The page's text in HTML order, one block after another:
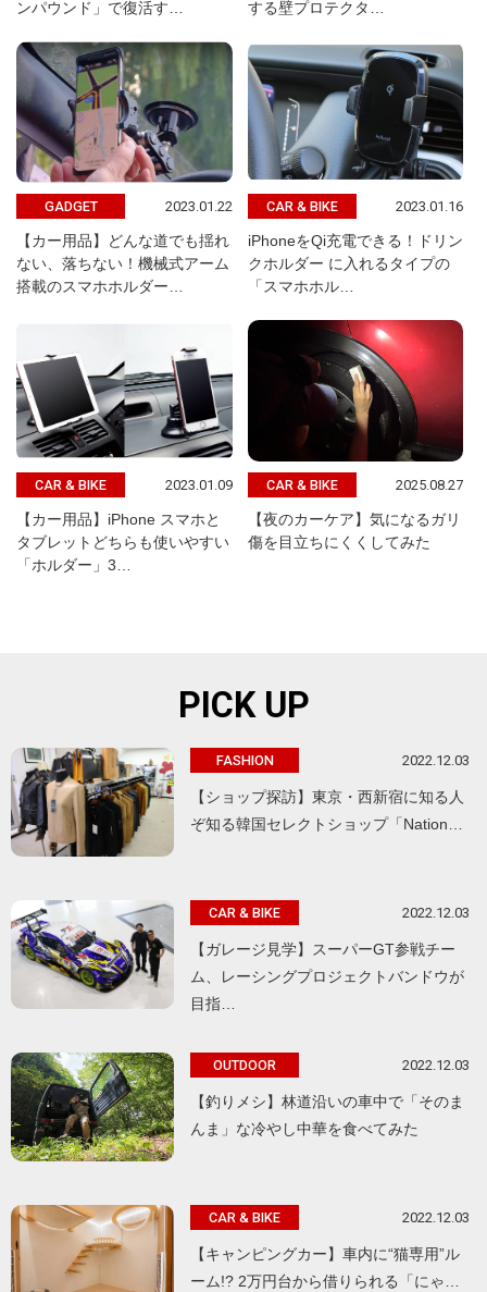
ンパウンド」で復活す… する壁プロテクタ…
GADGET 2023.01.22
【カー用品】どんな道でも揺れ
ない、落ちない！機械式アーム
搭載のスマホホルダー…
CAR & BIKE 2023.01.16
iPhoneをQi充電できる！ドリン
クホルダー に入れるタイプの
「スマホホル…
CAR & BIKE 2023.01.09
【カー用品】iPhone スマホと
タブレットどちらも使いやすい
「ホルダー」3…
CAR & BIKE 2025.08.27
【夜のカーケア】気になるガリ
傷を目立ちにくくしてみた
PICK UP
FASHION 2022.12.03
【ショップ探訪】東京・西新宿に知る人
ぞ知る韓国セレクトショップ「Nation…
CAR & BIKE 2022.12.03
【ガレージ見学】スーパーGT参戦チー
ム、レーシングプロジェクトバンドウが
目指…
OUTDOOR 2022.12.03
【釣りメシ】林道沿いの車中で「そのま
んま」な冷やし中華を食べてみた
CAR & BIKE 2022.12.03
【キャンピングカー】車内に“猫専用”ル
ーム!? 2万円台から借りられる「にゃ…